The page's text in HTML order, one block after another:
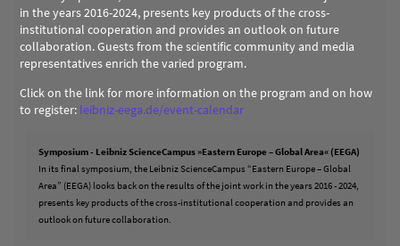
in the years 2016-2024, presents key products of the cross-
institutional cooperation and provides an outlook on future
collaboration. Guests from the scientific community and media
representatives enrich the varied program.
Click on the link for more information on the program and on how
to register: leibniz-eega.de/event-calendar
Symposium - Leibniz ScienceCampus »Eastern Europe – Global Area« (EEGA)
In its final symposium, the Leibniz ScienceCampus “Eastern Europe – Global
Area” (EEGA) looks back on the results of the joint work in the years 2016 - 2024,
presents key products of the cross-institutional cooperation and provides an
outlook on future collaboration.